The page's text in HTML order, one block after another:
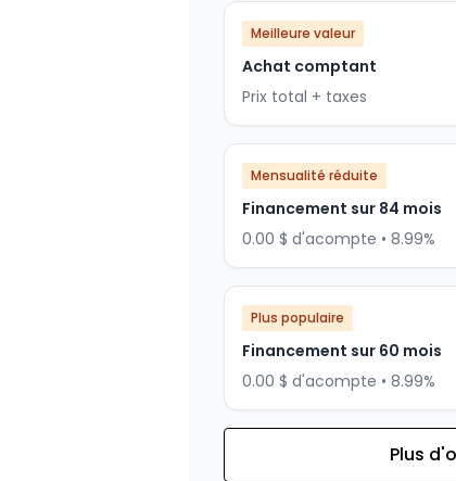
Meilleure valeur
Achat comptant
Prix total + taxes
Mensualité réduite
Financement sur 84 mois
0.00 $ d'acompte • 8.99%
Plus populaire
Financement sur 60 mois
0.00 $ d'acompte • 8.99%
Financement sur 72 mois
Plus